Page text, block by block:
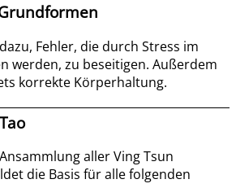
Fehler, die durch Stress im
werden, zu beseitigen. Außerdem
korrekte Körperhaltung.
aller Ving Tsun
die Basis für alle folgenden